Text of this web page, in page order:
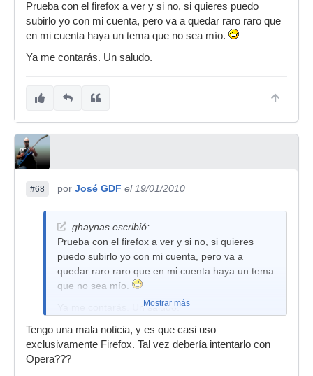
Prueba con el firefox a ver y si no, si quieres puedo
subirlo yo con mi cuenta, pero va a quedar raro raro que
en mi cuenta haya un tema que no sea mío.
Ya me contarás. Un saludo.
#68 por José GDF el 19/01/2010
ghaynas escribió:
Prueba con el firefox a ver y si no, si quieres
puedo subirlo yo con mi cuenta, pero va a
quedar raro raro que en mi cuenta haya un tema
que no sea mío.
Ya me contarás. Un saludo.
Mostrar más
Tengo una mala noticia, y es que casi uso
exclusivamente Firefox. Tal vez debería intentarlo con
Opera???